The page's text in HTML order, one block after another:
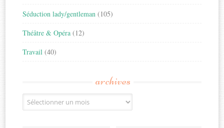
Séduction lady/gentleman (105)
Théâtre & Opéra (12)
Travail (40)
archives
Archives